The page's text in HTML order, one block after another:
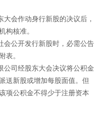
会作动身行新股的决议后，
构核准。
公开发行新股时，必需公告
表。
司经股东大会决议将公积金
送新股或增加每股面值。但
项公积金不得少于注册资本